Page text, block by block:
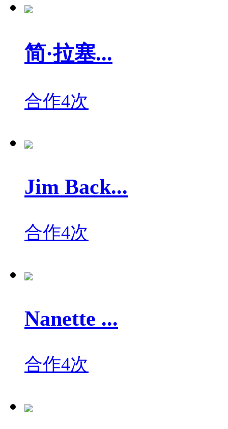
简·拉塞...
合作4次
Jim Back...
合作4次
Nanette ...
合作4次